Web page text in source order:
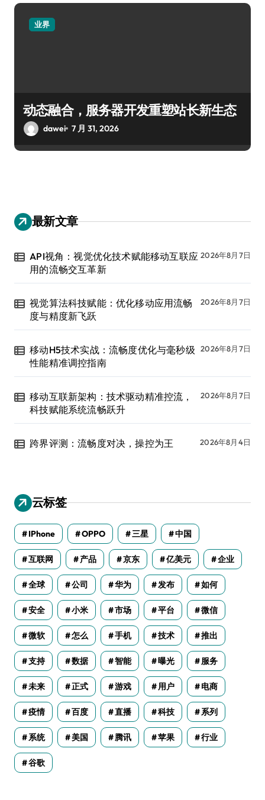
业界
动态融合，服务器开发重塑站长新生态
dawei 7 月 31, 2026
最新文章
API视角：视觉优化技术赋能移动互联应
用的流畅交互革新
2026年8月7日
视觉算法科技赋能：优化移动应用流畅
度与精度新飞跃
2026年8月7日
移动H5技术实战：流畅度优化与毫秒级
性能精准调控指南
2026年8月7日
移动互联新架构：技术驱动精准控流，
科技赋能系统流畅跃升
2026年8月7日
跨界评测：流畅度对决，操控为王 2026年8月4日
云标签
IPhone OPPO 三星 中国
互联网 产品 京东 亿美元 企业
全球 公司 华为 发布 如何
安全 小米 市场 平台 微信
微软 怎么 手机 技术 推出
支持 数据 智能 曝光 服务
未来 正式 游戏 用户 电商
疫情 百度 直播 科技 系列
系统 美国 腾讯 苹果 行业
谷歌